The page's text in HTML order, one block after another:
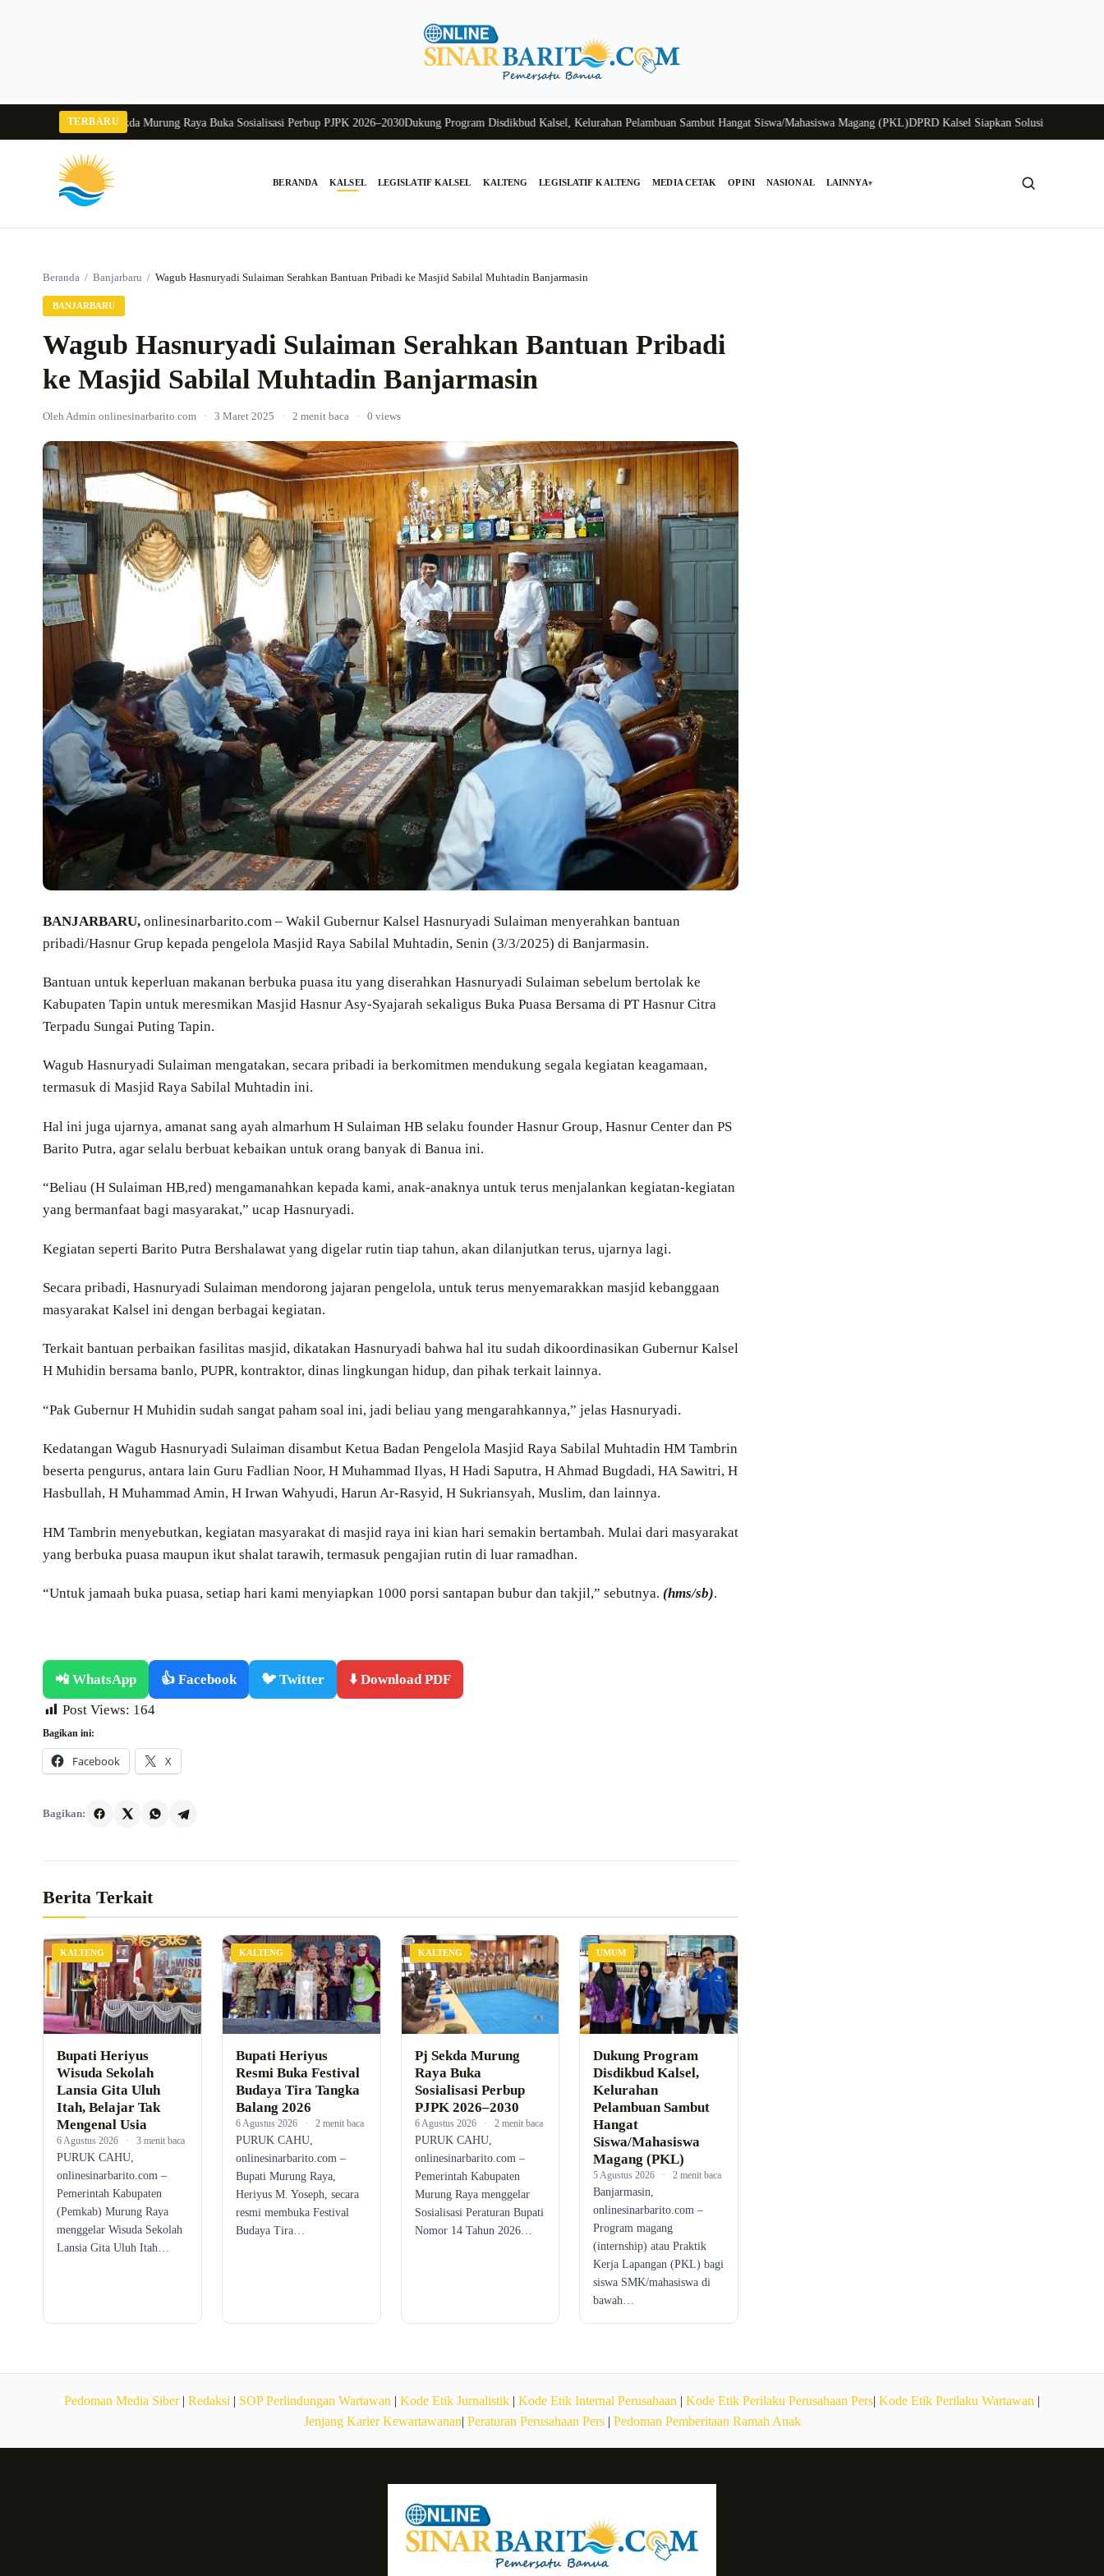
TERBARU
Pj Sekda Murung Raya Buka Sosialisasi Perbup PJPK 2026–2030Dukung Program Disdikbud Kalsel, Kelurahan Pelambuan Sambut Hangat Siswa/Mahasiswa Magang (PKL) DPRD Kalsel Siapkan Solusi Krisis
BERANDA KALSEL LEGISLATIF KALSEL KALTENG LEGISLATIF KALTENG MEDIA CETAK OPINI NASIONAL LAINNYA▾
Beranda / Banjarbaru / Wagub Hasnuryadi Sulaiman Serahkan Bantuan Pribadi ke Masjid Sabilal Muhtadin Banjarmasin
BANJARBARU
Wagub Hasnuryadi Sulaiman Serahkan Bantuan Pribadi
ke Masjid Sabilal Muhtadin Banjarmasin
Oleh Admin onlinesinarbarito.com · 3 Maret 2025 · 2 menit baca · 0 views
BANJARBARU, onlinesinarbarito.com – Wakil Gubernur Kalsel Hasnuryadi Sulaiman menyerahkan bantuan
pribadi/Hasnur Grup kepada pengelola Masjid Raya Sabilal Muhtadin, Senin (3/3/2025) di Banjarmasin.
Bantuan untuk keperluan makanan berbuka puasa itu yang diserahkan Hasnuryadi Sulaiman sebelum bertolak ke
Kabupaten Tapin untuk meresmikan Masjid Hasnur Asy-Syajarah sekaligus Buka Puasa Bersama di PT Hasnur Citra
Terpadu Sungai Puting Tapin.
Wagub Hasnuryadi Sulaiman mengatakan, secara pribadi ia berkomitmen mendukung segala kegiatan keagamaan,
termasuk di Masjid Raya Sabilal Muhtadin ini.
Hal ini juga ujarnya, amanat sang ayah almarhum H Sulaiman HB selaku founder Hasnur Group, Hasnur Center dan PS
Barito Putra, agar selalu berbuat kebaikan untuk orang banyak di Banua ini.
“Beliau (H Sulaiman HB,red) mengamanahkan kepada kami, anak-anaknya untuk terus menjalankan kegiatan-kegiatan
yang bermanfaat bagi masyarakat,” ucap Hasnuryadi.
Kegiatan seperti Barito Putra Bershalawat yang digelar rutin tiap tahun, akan dilanjutkan terus, ujarnya lagi.
Secara pribadi, Hasnuryadi Sulaiman mendorong jajaran pengelola, untuk terus menyemarakkan masjid kebanggaan
masyarakat Kalsel ini dengan berbagai kegiatan.
Terkait bantuan perbaikan fasilitas masjid, dikatakan Hasnuryadi bahwa hal itu sudah dikoordinasikan Gubernur Kalsel
H Muhidin bersama banlo, PUPR, kontraktor, dinas lingkungan hidup, dan pihak terkait lainnya.
“Pak Gubernur H Muhidin sudah sangat paham soal ini, jadi beliau yang mengarahkannya,” jelas Hasnuryadi.
Kedatangan Wagub Hasnuryadi Sulaiman disambut Ketua Badan Pengelola Masjid Raya Sabilal Muhtadin HM Tambrin
beserta pengurus, antara lain Guru Fadlian Noor, H Muhammad Ilyas, H Hadi Saputra, H Ahmad Bugdadi, HA Sawitri, H
Hasbullah, H Muhammad Amin, H Irwan Wahyudi, Harun Ar-Rasyid, H Sukriansyah, Muslim, dan lainnya.
HM Tambrin menyebutkan, kegiatan masyarakat di masjid raya ini kian hari semakin bertambah. Mulai dari masyarakat
yang berbuka puasa maupun ikut shalat tarawih, termasuk pengajian rutin di luar ramadhan.
“Untuk jamaah buka puasa, setiap hari kami menyiapkan 1000 porsi santapan bubur dan takjil,” sebutnya. (hms/sb).
📲 WhatsApp 👍 Facebook 🐦 Twitter
⬇️ Download PDF
Post Views: 164
Bagikan ini:
Facebook X
Bagikan:
Berita Terkait
KALTENG
Bupati Heriyus
Wisuda Sekolah
Lansia Gita Uluh
Itah, Belajar Tak
Mengenal Usia
6 Agustus 2026 · 3 menit baca
PURUK CAHU,
onlinesinarbarito.com –
Pemerintah Kabupaten
(Pemkab) Murung Raya
menggelar Wisuda Sekolah
Lansia Gita Uluh Itah…
KALTENG
Bupati Heriyus
Resmi Buka Festival
Budaya Tira Tangka
Balang 2026
6 Agustus 2026 · 2 menit baca
PURUK CAHU,
onlinesinarbarito.com –
Bupati Murung Raya,
Heriyus M. Yoseph, secara
resmi membuka Festival
Budaya Tira…
KALTENG
Pj Sekda Murung
Raya Buka
Sosialisasi Perbup
PJPK 2026–2030
6 Agustus 2026 · 2 menit baca
PURUK CAHU,
onlinesinarbarito.com –
Pemerintah Kabupaten
Murung Raya menggelar
Sosialisasi Peraturan Bupati
Nomor 14 Tahun 2026…
UMUM
Dukung Program
Disdikbud Kalsel,
Kelurahan
Pelambuan Sambut
Hangat
Siswa/Mahasiswa
Magang (PKL)
5 Agustus 2026 · 2 menit baca
Banjarmasin,
onlinesinarbarito.com –
Program magang
(internship) atau Praktik
Kerja Lapangan (PKL) bagi
siswa SMK/mahasiswa di
bawah…
Pedoman Media Siber| Redaksi | SOP Perlindungan Wartawan | Kode Etik Jurnalistik | Kode Etik Internal Perusahaan | Kode Etik Perilaku Perusahaan Pers| Kode Etik Perilaku Wartawan |
Jenjang Karier Kewartawanan| Peraturan Perusahaan Pers| Pedoman Pemberitaan Ramah Anak